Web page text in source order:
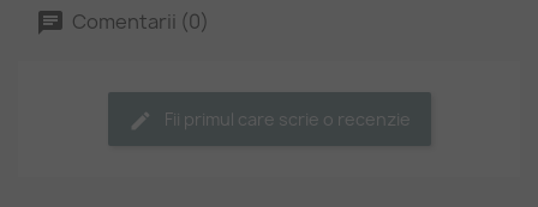
Comentarii (0)
Fii primul care scrie o recenzie